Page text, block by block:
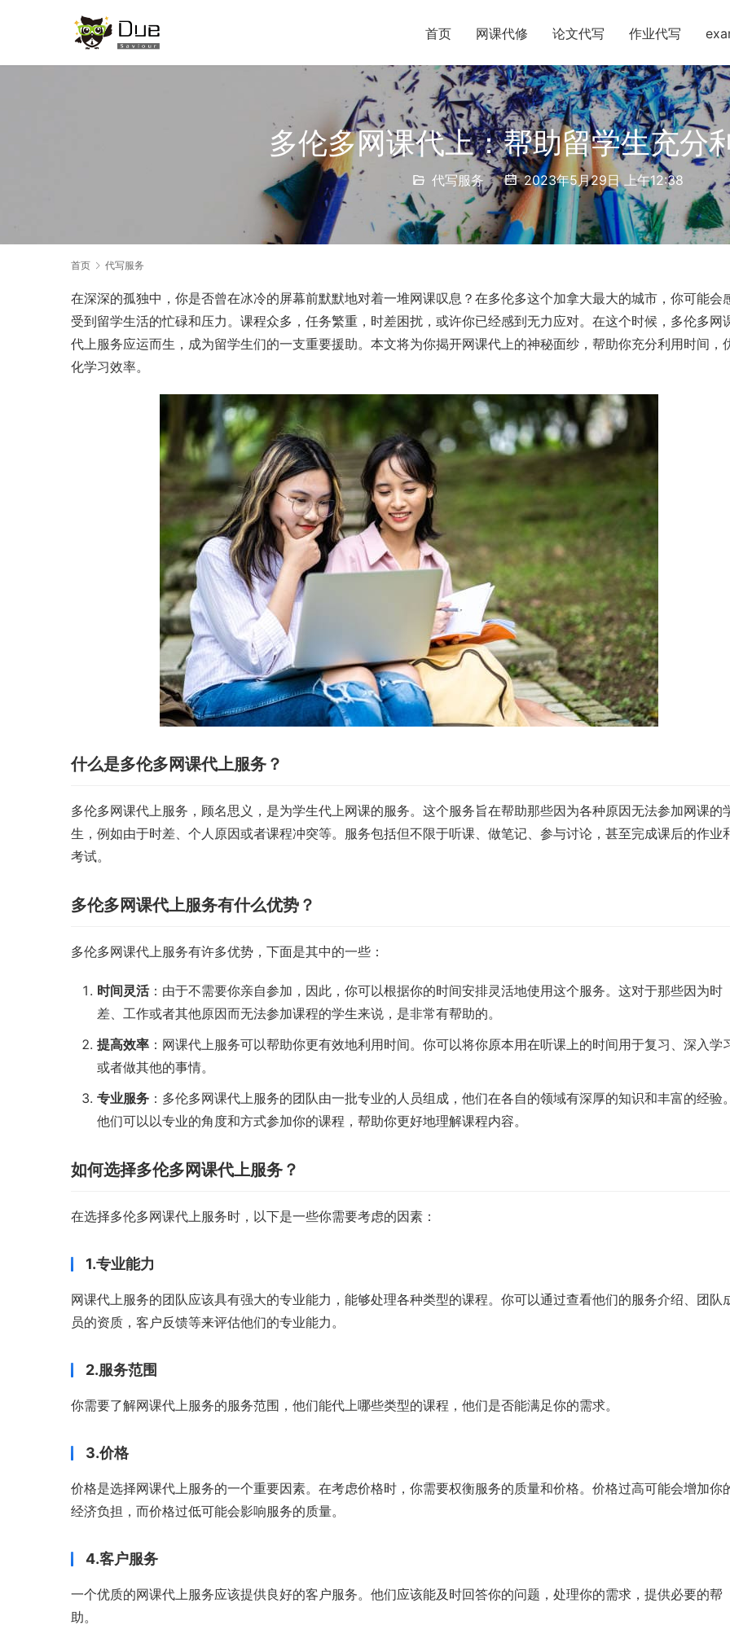
首页 网课代修 论文代写 作业代写
多伦多网课代上：帮助留学生充分
代写服务 2023年5月29日 上午12:38
首页 代写服务
在深深的孤独中，你是否曾在冰冷的屏幕前默默地对着一堆网课叹息？在多伦多这个加拿大最大的城市，你可能会
受到留学生活的忙碌和压力。课程众多，任务繁重，时差困扰，或许你已经感到无力应对。在这个时候，多伦多网
代上服务应运而生，成为留学生们的一支重要援助。本文将为你揭开网课代上的神秘面纱，帮助你充分利用时间，
化学习效率。
什么是多伦多网课代上服务？
多伦多网课代上服务，顾名思义，是为学生代上网课的服务。这个服务旨在帮助那些因为各种原因无法参加网课的
生，例如由于时差、个人原因或者课程冲突等。服务包括但不限于听课、做笔记、参与讨论，甚至完成课后的作业
考试。
多伦多网课代上服务有什么优势？
多伦多网课代上服务有许多优势，下面是其中的一些：
时间灵活：由于不需要你亲自参加，因此，你可以根据你的时间安排灵活地使用这个服务。这对于那些因为时
差、工作或者其他原因而无法参加课程的学生来说，是非常有帮助的。
提高效率 ：网课代上服务可以帮助你更有效地利用时间。你可以将你原本用在听课上的时间用于复习、深入学
或者做其他的事情。
专业服务 ：多伦多网课代上服务的团队由一批专业的人员组成，他们在各自的领域有深厚的知识和丰富的经验
他们可以以专业的角度和方式参加你的课程，帮助你更好地理解课程内容。
如何选择多伦多网课代上服务？
在选择多伦多网课代上服务时，以下是一些你需要考虑的因素：
1.专业能力
网课代上服务的团队应该具有强大的专业能力，能够处理各种类型的课程。你可以通过查看他们的服务介绍、团队
员的资质，客户反馈等来评估他们的专业能力。
2.服务范围
你需要了解网课代上服务的服务范围，他们能代上哪些类型的课程，他们是否能满足你的需求。
3.价格
价格是选择网课代上服务的一个重要因素。在考虑价格时，你需要权衡服务的质量和价格。价格过高可能会增加你
经济负担，而价格过低可能会影响服务的质量。
4.客户服务
一个优质的网课代上服务应该提供良好的客户服务。他们应该能及时回答你的问题，处理你的需求，提供必要的帮
助。